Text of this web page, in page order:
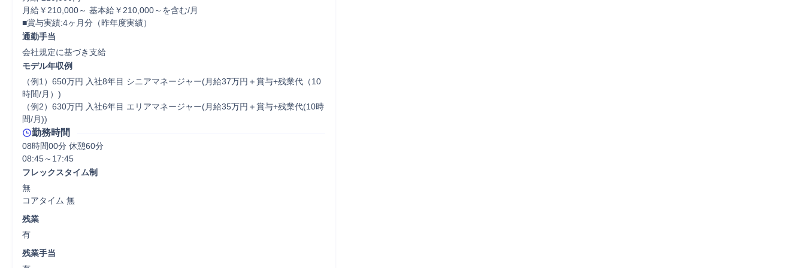
月給￥210,000～ 基本給￥210,000～を含む/月
■賞与実績:4ヶ月分（昨年度実績）
通勤手当
会社規定に基づき支給
モデル年収例
（例1）650万円 入社8年目 シニアマネージャー(月給37万円＋賞与+残業代（10
時間/月）)
（例2）630万円 入社6年目 エリアマネージャー(月給35万円＋賞与+残業代(10時
間/月))
勤務時間
08時間00分 休憩60分
フレックスタイム制
無
コアタイム 無
残業
有
残業手当